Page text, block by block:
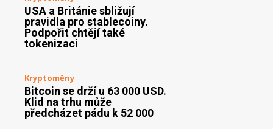
USA a Británie sbližují
pravidla pro stablecoiny.
Podpořit chtějí také
tokenizaci
Kryptoměny
Bitcoin se drží u 63 000 USD.
Klid na trhu může
předcházet pádu k 52 000